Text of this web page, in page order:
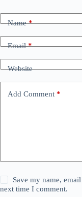
Name*
Email*
Website
Add Comment *
Save my name,
next time I comment.